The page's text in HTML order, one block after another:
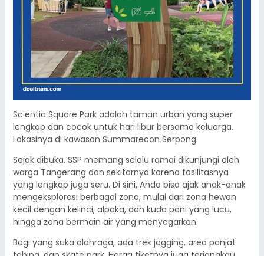
Scientia Square Park adalah taman urban yang super
lengkap dan cocok untuk hari libur bersama keluarga.
Lokasinya di kawasan Summarecon Serpong.
Sejak dibuka, SSP memang selalu ramai dikunjungi oleh
warga Tangerang dan sekitarnya karena fasilitasnya
yang lengkap juga seru. Di sini, Anda bisa ajak anak-anak
mengeksplorasi berbagai zona, mulai dari zona hewan
kecil dengan kelinci, alpaka, dan kuda poni yang lucu,
hingga zona bermain air yang menyegarkan.
Bagi yang suka olahraga, ada trek jogging, area panjat